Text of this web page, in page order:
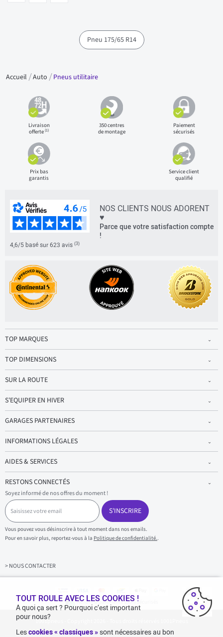
Pneu 175/65 R14
Accueil Auto Pneus utilitaire
Livraison
offerte(1)
350 centres
de montage
Paiement
sécurisés
Prix bas
garantis
Service client
qualifié
NOS CLIENTS NOUS ADORENT
♥
Parce que votre satisfaction compte
!
4,6/5 basé sur 623 avis (3)
TOP MARQUES
TOP DIMENSIONS
SUR LA ROUTE
S'EQUIPER EN HIVER
GARAGES PARTENAIRES
INFORMATIONS LÉGALES
AIDES & SERVICES
RESTONS CONNECTÉS
Soyez informé de nos offres du moment !
S
a
i
s
i
s
z
v
S'INSCRIRE
Vous pouvez vous désinscrire à tout moment dans nos emails.
Pour en savoir plus, reportez-vous à la Politique de confidentialité..
> NOUS CONTACTER
Achats & paiements 100% sécurisés
1001pneus - Copyright 2026 - Tous droits réservés 1001Pneus
TOUT ROULE AVEC LES COOKIES !
A quoi ça sert ? Pourquoi c’est important
pour nous?
Lescookies « classiques »sont nécessaires au bon